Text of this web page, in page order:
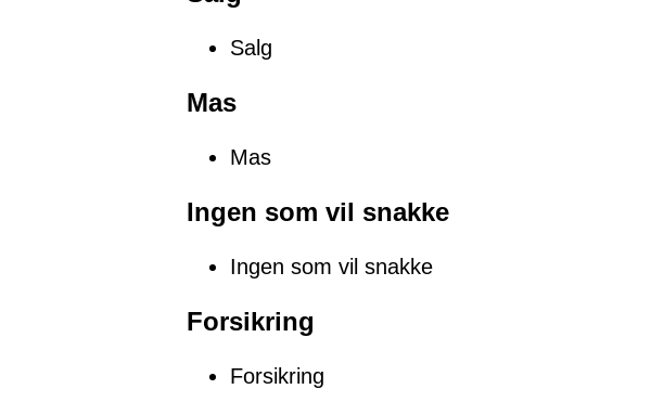
Salg
Mas
Mas
Ingen som vil snakke
Ingen som vil snakke
Forsikring
Forsikring